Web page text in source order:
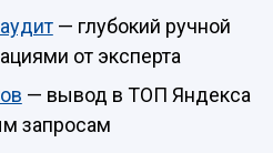
— глубокий ручной
от эксперта
— вывод в ТОП Яндекса
запросам